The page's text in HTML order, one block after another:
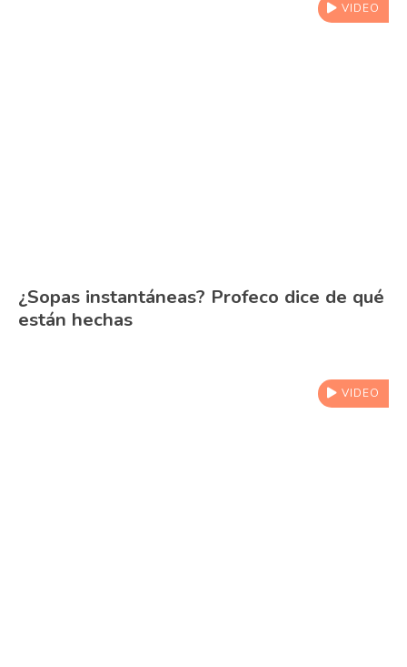
VIDEO
¿Sopas instantáneas? Profeco dice de qué
están hechas
VIDEO